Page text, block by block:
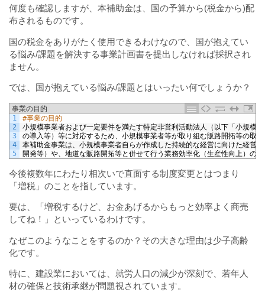
何度も確認しますが、本補助金は、国の予算から(税金から)配
布されるものです。
国の税金をありがたく使用できるわけなので、国が抱えてい
る悩み/課題を解決する事業計画書を提出しなければ採択され
ません。
では、国が抱えている悩み/課題とはいったい何でしょうか？
事業の目的
1
2
3
4
5
#事業の目的
小規模事業者および一定要件を満たす特定非営利活動法人（以下「小規模
の導入等）等に対応するため、小規模事業者等が取り組む販路開拓等の取
本補助金事業は、小規模事業者自らが作成した持続的な経営に向けた経営
開発等）や、地道な販路開拓等と併せて行う業務効率化（生産性向上）の
今後複数年にわたり相次いで直面する制度変更とはつまり
「増税」のことを指しています。
要は、「増税するけど、お金あげるからもっと効率よく商売
してね！」といっているわけです。
なぜこのようなことをするのか？その大きな理由は少子高齢
化です。
特に、建設業においては、就労人口の減少が深刻で、若年人
材の確保と技術承継が問題視されています。